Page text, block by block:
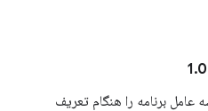
عامل برنامه را هنگام تعریف